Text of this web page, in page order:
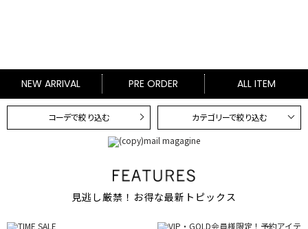
NEW ARRIVAL PRE ORDER ALL ITEM
コーデで絞り込む カテゴリーで絞り込む
見逃し厳禁！お得な最新トピックス